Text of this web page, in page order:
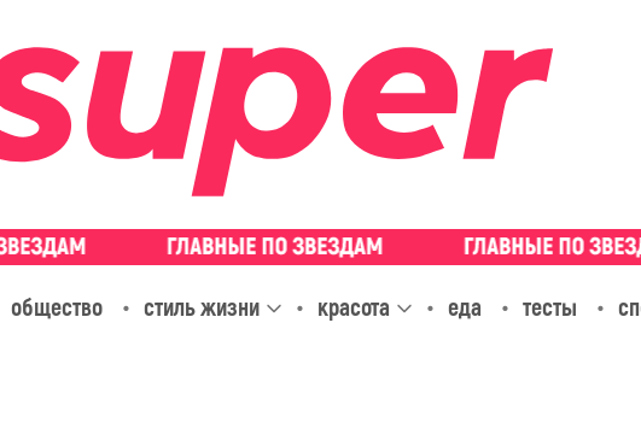
общество стиль жизни красота еда тесты